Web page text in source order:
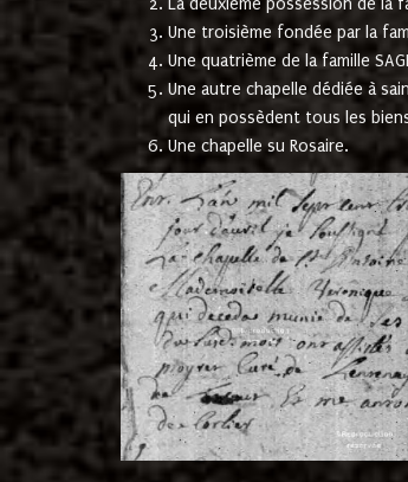
La deuxième possession de la
Une troisième fondée par la
Une quatrième de la famille
Une autre chapelle dédiée à
qui en possèdent tous les
Une chapelle su Rosaire.